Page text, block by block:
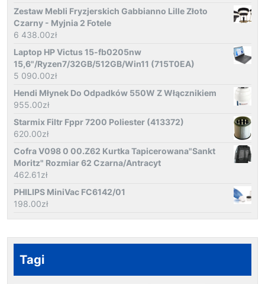
Zestaw Mebli Fryzjerskich Gabbianno Lille Złoto
Czarny - Myjnia 2 Fotele
6 438.00zł
Laptop HP Victus 15-fb0205nw
15,6"/Ryzen7/32GB/512GB/Win11 (715T0EA)
5 090.00zł
Hendi Młynek Do Odpadków 550W Z Włącznikiem
955.00zł
Starmix Filtr Fppr 7200 Poliester (413372)
620.00zł
Cofra V098 0 00.Z62 Kurtka Tapicerowana"Sankt
Moritz" Rozmiar 62 Czarna/Antracyt
462.61zł
PHILIPS MiniVac FC6142/01
198.00zł
Tagi